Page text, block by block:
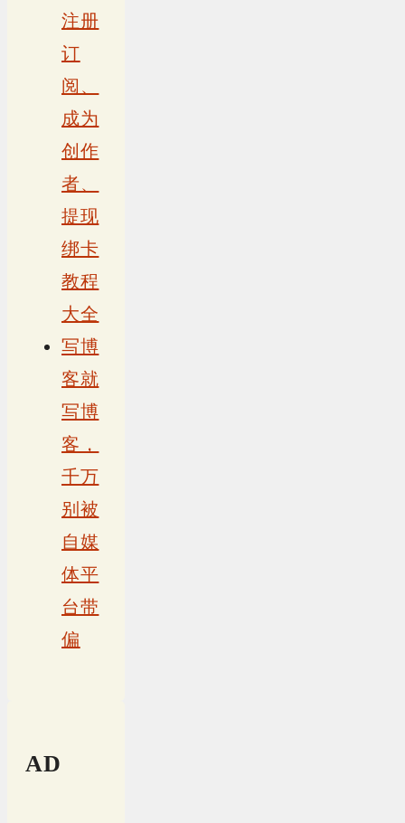
注册
订
阅、
成为
创作
者、
提现
绑卡
教程
大全
写博
客就
写博
客，
千万
别被
自媒
体平
台带
偏
AD